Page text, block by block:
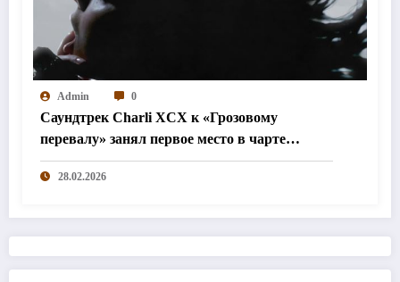
Admin 0
Саундтрек Charli XCX к «Грозовому
перевалу» занял первое место в чарте
Billboard
28.02.2026